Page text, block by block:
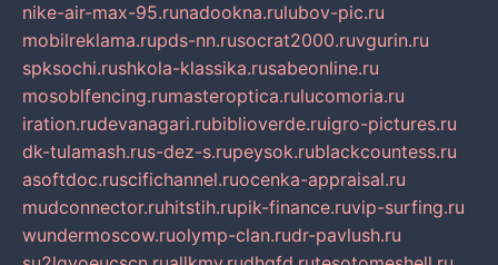
nike-air-max-95.runadookna.rulubov-pic.ru
mobilreklama.rupds-nn.rusocrat2000.ruvgurin.ru
spksochi.rushkola-klassika.rusabeonline.ru
mosoblfencing.rumasteroptica.rulucomoria.ru
iration.rudevanagari.rubiblioverde.ruigro-pictures.ru
dk-tulamash.rus-dez-s.rupeysok.rublackcountess.ru
asoftdoc.ruscifichannel.ruocenka-appraisal.ru
mudconnector.ruhitstih.rupik-finance.ruvip-surfing.ru
wundermoscow.ruolymp-clan.rudr-pavlush.ru